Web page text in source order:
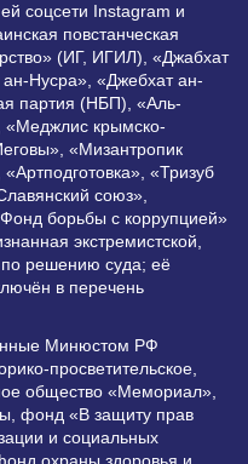
соцсети Instagram и
повстанческая
(ИГ, ИГИЛ), «Джабхат
Нусра», «Джебхат ан-
партия (НБП), «Аль-
крымско-
«Мизантропик
«Тризуб
союз»,
борьбы с коррупцией»
экстремистской,
решению суда; её
в перечень
Минюстом РФ
просветительское,
общество «Мемориал»,
фонд «В защиту прав
и социальных